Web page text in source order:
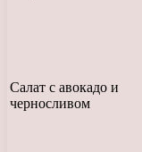
Салат с авокадо и
черносливом